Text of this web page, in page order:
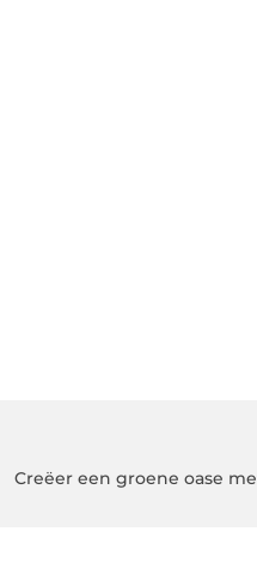
Creëer een groene oase